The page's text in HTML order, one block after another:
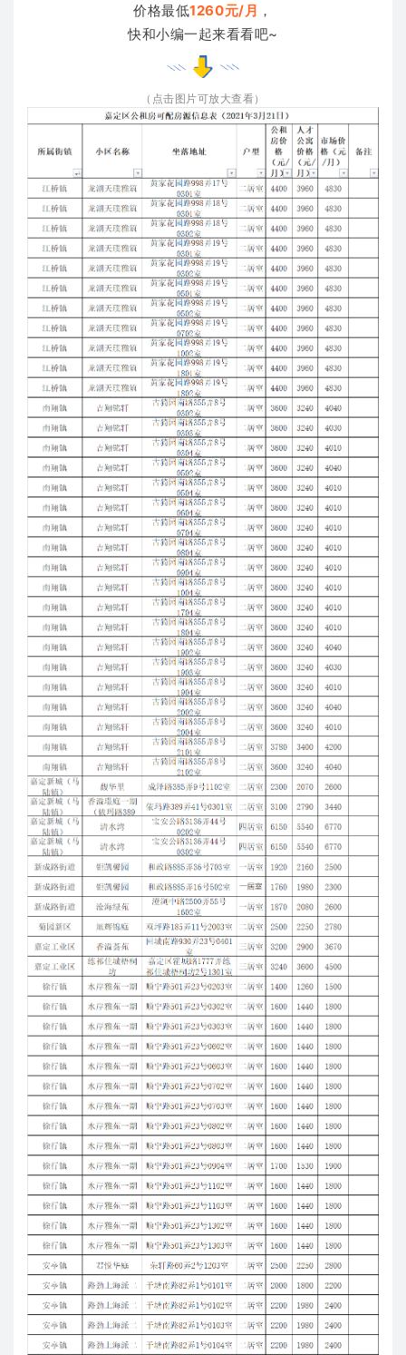
价格最低1260元/月 ，
快和小编一起来看看吧~
（点击图片可放大查看）